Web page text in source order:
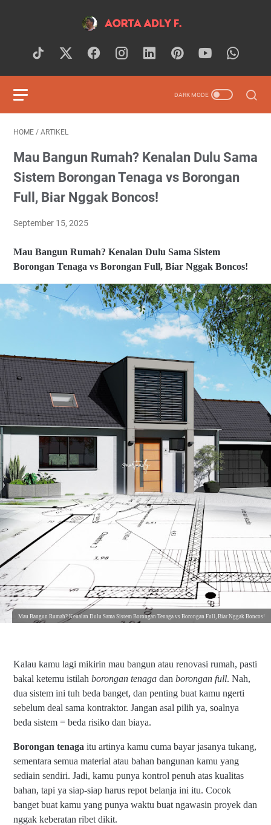
HOME / ARTIKEL
Mau Bangun Rumah? Kenalan Dulu Sama
Sistem Borongan Tenaga vs Borongan
Full, Biar Nggak Boncos!
September 15, 2025
Mau Bangun Rumah? Kenalan Dulu Sama Sistem
Borongan Tenaga vs Borongan Full, Biar Nggak Boncos!
Mau Bangun Rumah? Kenalan Dulu Sama Sistem Borongan Tenaga vs Borongan Full, Biar Nggak Boncos!
Kalau kamu lagi mikirin mau bangun atau renovasi rumah, pasti
bakal ketemu istilah borongan tenaga dan borongan full. Nah,
dua sistem ini tuh beda banget, dan penting buat kamu ngerti
sebelum deal sama kontraktor. Jangan asal pilih ya, soalnya
beda sistem = beda risiko dan biaya.
Borongan tenaga itu artinya kamu cuma bayar jasanya tukang,
sementara semua material atau bahan bangunan kamu yang
sediain sendiri. Jadi, kamu punya kontrol penuh atas kualitas
bahan, tapi ya siap-siap harus repot belanja ini itu. Cocok
banget buat kamu yang punya waktu buat ngawasin proyek dan
nggak keberatan ribet dikit.